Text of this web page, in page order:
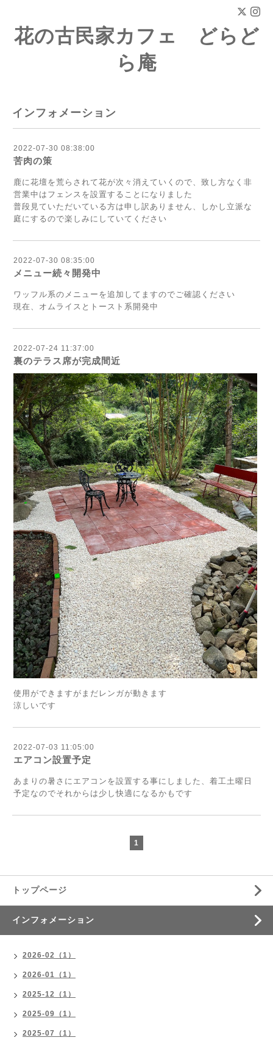
花の古民家カフェ どらど
ら庵
インフォメーション
2022-07-30 08:38:00
苦肉の策
鹿に花壇を荒らされて花が次々消えていくので、致し方なく非
営業中はフェンスを設置することになりました
普段見ていただいている方は申し訳ありません、しかし立派な
庭にするので楽しみにしていてください
2022-07-30 08:35:00
メニュー続々開発中
ワッフル系のメニューを追加してますのでご確認ください
現在、オムライスとトースト系開発中
2022-07-24 11:37:00
裏のテラス席が完成間近
使用ができますがまだレンガが動きます
涼しいです
2022-07-03 11:05:00
エアコン設置予定
あまりの暑さにエアコンを設置する事にしました、着工土曜日
予定なのでそれからは少し快適になるかもです
1
トップページ
インフォメーション
2026-02（1）
2026-01（1）
2025-12（1）
2025-09（1）
2025-07（1）